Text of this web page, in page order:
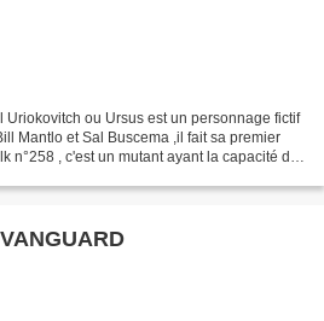
Uriokovitch ou Ursus est un personnage fictif
Mantlo et Sal Buscema ,il fait sa premier
n°258 , c'est un mutant ayant la capacité de